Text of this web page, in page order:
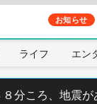
お知らせ
ライフ エン
分ころ、地震が